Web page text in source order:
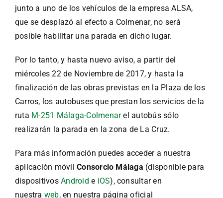
junto a uno de los vehículos de la empresa ALSA,
que se desplazó al efecto a Colmenar, no será
posible habilitar una parada en dicho lugar.
Por lo tanto, y hasta nuevo aviso, a partir del
miércoles 22 de Noviembre de 2017, y hasta la
finalización de las obras previstas en la Plaza de los
Carros, los autobuses que prestan los servicios de la
ruta M-251 Málaga-Colmenarel autobús sólo
realizarán la parada en la zona de La Cruz.
Para más información puedes acceder a nuestra
aplicación móvilConsorcio Málaga (disponible para
dispositivosAndroid e iOS), consultar en
nuestra web, en nuestra página oficial